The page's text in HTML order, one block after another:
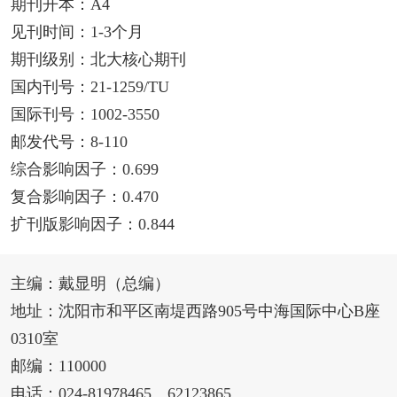
期刊开本：A4
见刊时间：1-3个月
期刊级别：北大核心期刊
国内刊号：21-1259/TU
国际刊号：1002-3550
邮发代号：8-110
综合影响因子：0.699
复合影响因子：0.470
扩刊版影响因子：0.844
主编：戴显明（总编）
地址：沈阳市和平区南堤西路905号中海国际中心B座
0310室
邮编：110000